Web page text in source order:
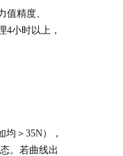
值精度、
4小时以上，
＞35N），
。若曲线出